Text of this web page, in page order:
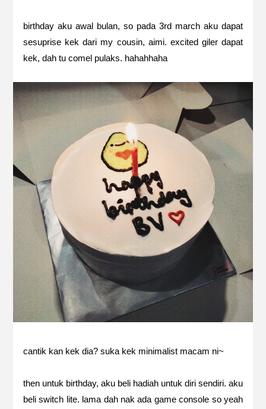
birthday aku awal bulan, so pada 3rd march aku dapat
sesuprise kek dari my cousin, aimi. excited giler dapat
kek, dah tu comel pulaks. hahahhaha
cantik kan kek dia? suka kek minimalist macam ni~
then untuk birthday, aku beli hadiah untuk diri sendiri. aku
beli switch lite. lama dah nak ada game console so yeah